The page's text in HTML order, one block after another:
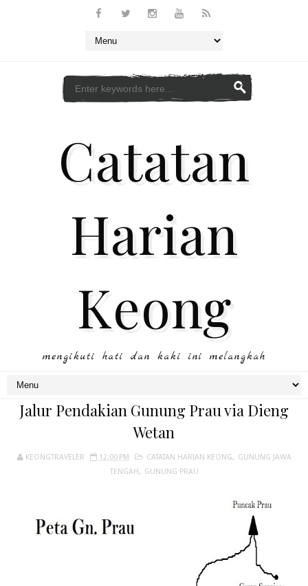
Catatan
Harian
Keong
mengikuti hati dan kaki ini melangkah
Jalur Pendakian Gunung Prau via Dieng
Wetan
KEONGTRAVELER 12:00 PM CATATAN HARIAN KEONG, GUNUNG JAWA
TENGAH, GUNUNG PRAU